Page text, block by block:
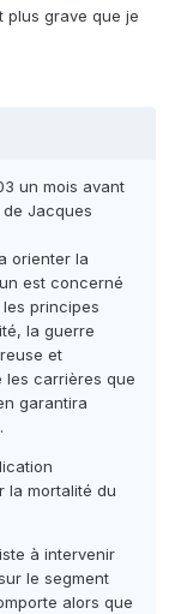
plus grave que je
un mois avant
Jacques
orienter la
est concerné
principes
la guerre
et
les carrières que
garantira
la mortalité du
à intervenir
le segment
alors que